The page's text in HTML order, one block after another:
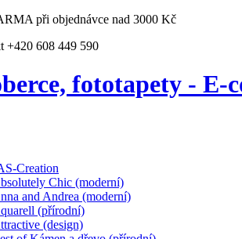
při objednávce nad 3000 Kč
+420 608 449 590
fototapety - E-
Creation
Chic (moderní)
and Andrea (moderní)
(přírodní)
(design)